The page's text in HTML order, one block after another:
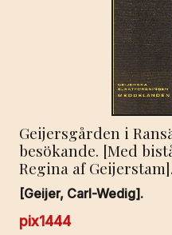
Geijersgården i
besökande. [Med
Regina af Geijerstam].
[Geijer, Carl-Wedig].
pix1444